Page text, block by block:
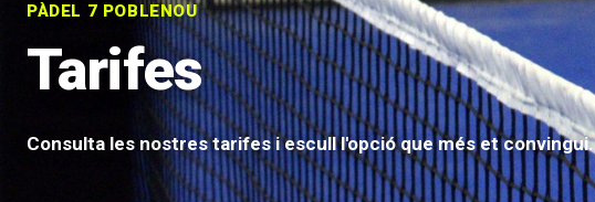
PÀDEL 7 POBLENOU
Tarifes
Consulta les nostres tarifes i escull l'opció que més et convingui.